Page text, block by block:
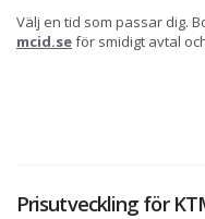
Välj en tid som passar dig.
mcid.seför smidigt avtal
Prisutveckling för